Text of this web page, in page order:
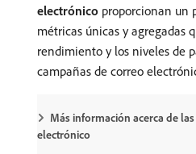
electrónico proporcionan un
métricas únicas y agregadas
rendimiento y los niveles de
campañas de correo
Más información acerca de
electrónico